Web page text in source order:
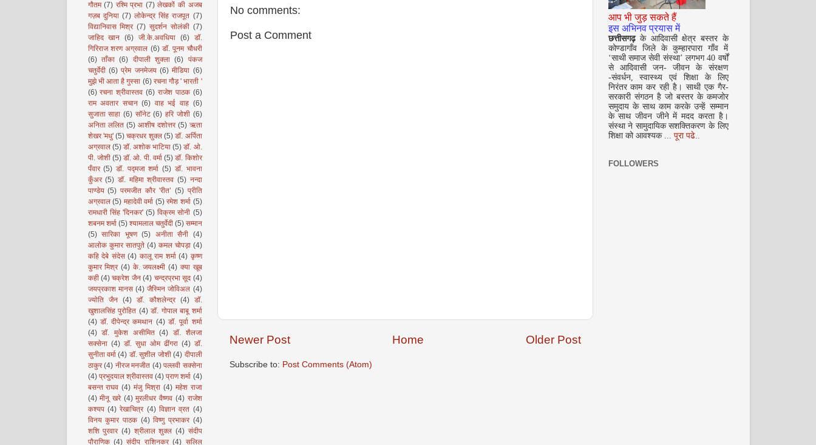
No comments:
Post a Comment
Newer Post Older Post
Home
Subscribe to: Post Comments (Atom)
गौतम (7) रश्मि प्रभा (7) लेखकों की अजब
गज़ब दुनिया (7) लोकेन्द्र सिंह राजपूत (7)
विद्यानिवास मिश्र (7) सुदर्शन सोलंकी (7)
जाहिद खान (6) जी.के.अवधिया (6) डॉ.
गिरिराज शरण अग्रवाल (6) डॉ. पूनम चौधरी
(6) ताँका (6) दीपाली शुक्ला (6) पंकज
चतुर्वेदी (6) प्रेम जनमेजय (6) मीडिया (6)
मुझे भी आता है गुस्सा (6) रचना गौड़ ' भारती '
(6) रचना श्रीवास्तव (6) राजेश पाठक (6)
राम अवतार सचान (6) वाह भई वाह (6)
सुजाता साहा (6) सॉनेट (6) हरि जोशी (6)
अनिता ललित (5) आशीष दशोत्तर (5) ऋता
शेखर 'मधु' (5) चक्रधर शुक्ल (5) डॉ. अर्पिता
अग्रवाल (5) डॉ. अशोक भाटिया (5) डॉ. ओ.
पी. जोशी (5) डॉ. ओ. पी. वर्मा (5) डॉ. किशोर
पँवार (5) डॉ. पद्मजा शर्मा (5) डॉ. भावना
कुँअर (5) डॉ. महिमा श्रीवास्तव (5) नन्दा
पाण्डेय (5) परमजीत कौर 'रीत’ (5) प्रीति
अग्रवाल (5) महादेवी वर्मा (5) रमेश शर्मा (5)
रामधारी सिंह 'दिनकर' (5) विक्रम सोनी (5)
शबनम शर्मा (5) श्यामलाल चतुर्वेदी (5) सम्मान
(5) सारिका भूषण (5) अनीता सैनी (4)
आलोक कुमार सातपुते (4) कमल चोपड़ा (4)
कहि देबे संदेस (4) कालू राम शर्मा (4) कृष्ण
कुमार मिश्र (4) के. जयलक्ष्मी (4) क्या खूब
कही (4) चक्रेश जैन (4) चन्द्रप्रभा सूद (4)
जयप्रकाश मानस (4) जैस्मिन जोविअल (4)
ज्योति जैन
(4) डॉ. कौशलेन्द्र (4)
डॉ.
खुशालसिंह पुरोहित (4) डॉ. गोपाल बाबू शर्मा
(4) डॉ. दीपेन्द्र कमथान (4) डॉ. पूर्वा शर्मा
(4) डॉ. मुकेश असीमित (4) डॉ. शैलजा
सक्सेना (4) डॉ. सुधा ओम ढींगरा (4) डॉ.
सुनीता वर्मा (4) डॉ. सुशील जोशी (4) दीपाली
ठाकुर (4) नीरज मनजीत (4) पल्लवी सक्सेना
(4) प्रभुदयाल श्रीवास्तव (4) प्राण शर्मा (4)
बसन्त राघव (4) मंजु मिश्रा (4) महेश राजा
(4) मीनू खरे (4) मुरलीधर वैष्णव (4) राजेश
कश्यप (4) रेखाचित्र (4) विज्ञान व्रत (4)
विनय कुमार पाठक (4) विष्णु प्रभाकर (4)
शशि पुरवार (4) श्रीलाल शुक्ल (4) संदीप
पौराणिक (4) संदीप राशिनकर (4) सलिल
सितम्बर 2008
अक्टूबर 2008
आप भी जुड़ सकते हैं
इस अभिनव प्रयास में
छत्तीसगढ़के आदिवासी क्षेत्र बस्तर के
कोण्डागाँव जिले के कुम्हारपारा गाँव में
‘साथी समाज सेवी संस्था’ लगभग 40 वर्षों
से आदिवासी जन- जीवन के संरक्षण
-संवर्धन, स्वास्थ्य एवं शिक्षा के लिए
निरंतर काम कर रही है। साथी एक गैर-
सरकारी संगठन है जो बस्तर के कमजोर
समुदाय के साथ काम करके उन्हें सम्मान
के साथ जीवन जीने में मदद करता है।
संस्था ने सामुदायिक सशक्तिकरण के लिए
शिक्षा को आवश्यक ... पूरा पढे..
FOLLOWERS